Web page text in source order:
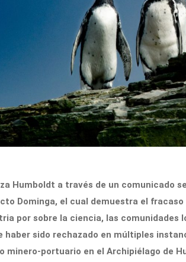
Humboldt a través de un comunicado
Dominga, el cual demuestra el
por sobre la ciencia, las comunidades
haber sido rechazado en múltiples
minero-portuario en el Archipiélago de